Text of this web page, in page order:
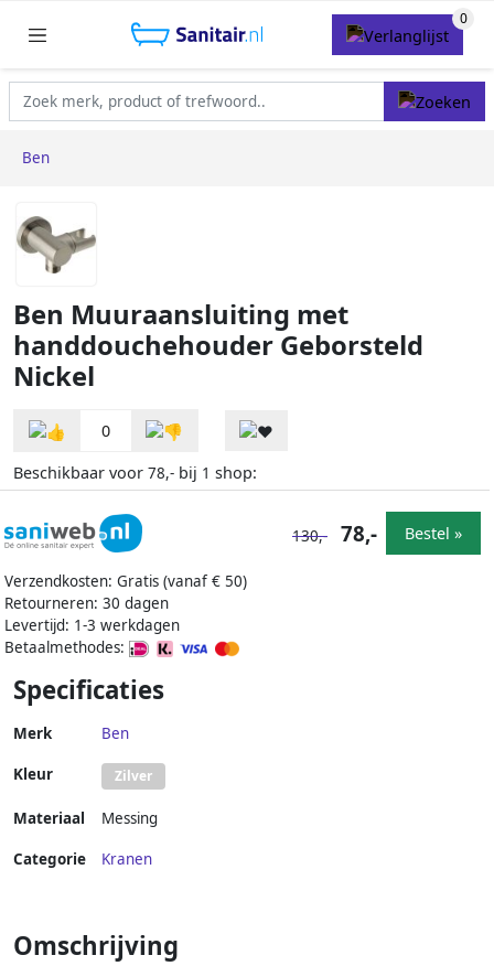
Ben
Ben Muuraansluiting met
handdouchehouder Geborsteld
Nickel
0
Beschikbaar voor 78,- bij 1 shop:
Verzendkosten: Gratis (vanaf € 50)
Retourneren: 30 dagen
Levertijd: 1-3 werkdagen
Betaalmethodes:
130,- 78,- Bestel »
Specificaties
Merk Ben
Kleur Zilver
Materiaal Messing
Categorie Kranen
Omschrijving